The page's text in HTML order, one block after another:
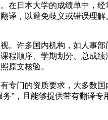
在日本大学的成绩单中，
译，以避免歧义或错误理
。许多国内机构，如人事
程顺序、学期划分、总成
原文核验。
专门的资质要求，大多数
务”，且能够提供带有翻译